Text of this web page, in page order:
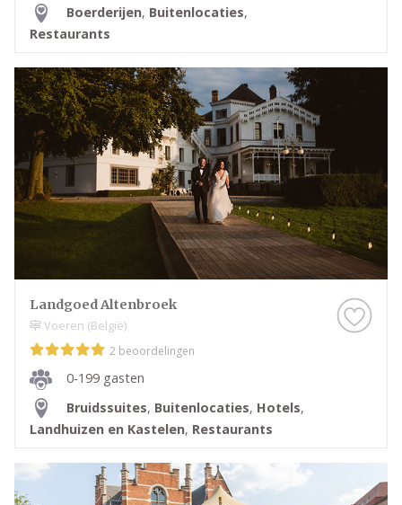
Boerderijen, Buitenlocaties,
Restaurants
Landgoed Altenbroek
Voeren (België)
2 beoordelingen
0-199 gasten
Bruidssuites, Buitenlocaties, Hotels,
Landhuizen en Kastelen, Restaurants